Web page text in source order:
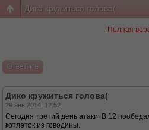
Дико кружиться голова(
Полная
Ответить
Дико кружиться голова(
29 янв 2014, 12:52
Сегодня третий день атаки. В 12
котлеток из говодины.